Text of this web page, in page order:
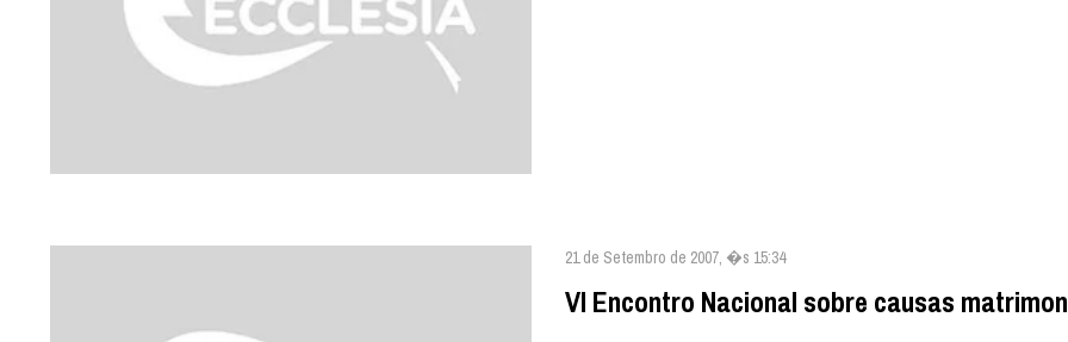
21 de Setembro de 2007, �s 15:34
VI Encontro Nacional sobre causas